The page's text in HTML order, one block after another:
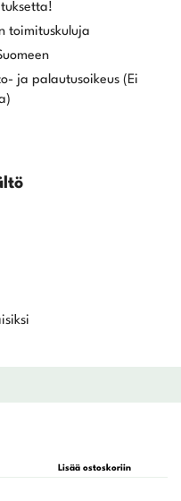
toimituskuluja
ja palautusoikeus (Ei
Lisää ostoskoriin